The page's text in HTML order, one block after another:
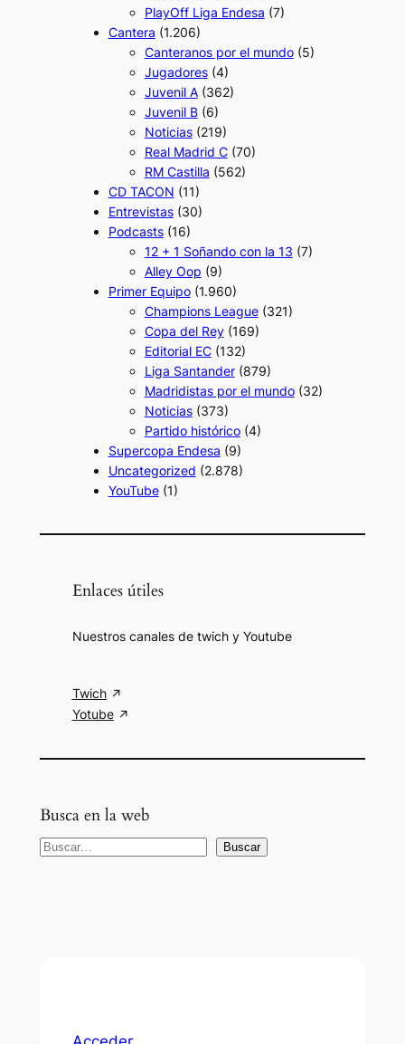
PlayOff Liga Endesa (7)
Cantera (1.206)
Canteranos por el mundo(5)
Jugadores(4)
Juvenil A(362)
Juvenil B(6)
Noticias(219)
Real Madrid C(70)
RM Castilla (562)
CD TACON (11)
Entrevistas(30)
Podcasts(16)
12 + 1 Soñando con la 13 (7)
Alley Oop (9)
Primer Equipo(1.960)
Champions League(321)
Copa del Rey(169)
Editorial EC(132)
Liga Santander(879)
Madridistas por el mundo(32)
Noticias(373)
Partido histórico(4)
Supercopa Endesa (9)
Uncategorized (2.878)
YouTube(1)
Enlaces útiles
Nuestros canales de twich y Youtube
Twich
Yotube
Busca en la web
B
Buscar